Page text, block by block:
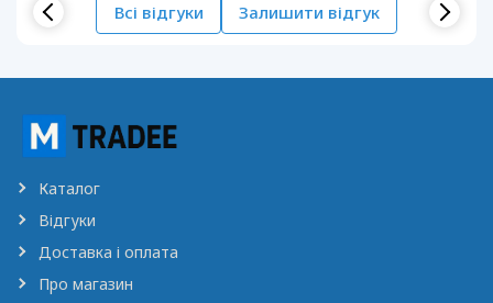
Всі відгуки Залишити відгук
Каталог
Відгуки
Доставка і оплата
Про магазин